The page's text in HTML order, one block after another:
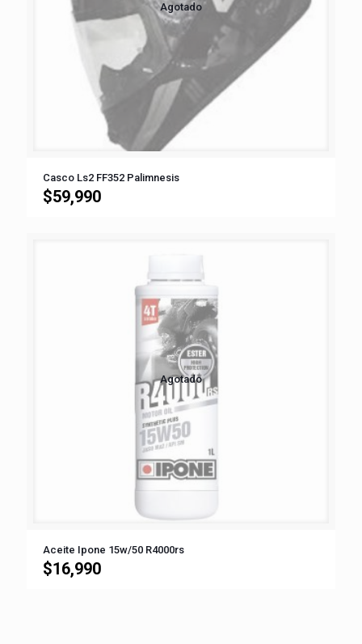
Agotado
Casco Ls2 FF352 Palimnesis
$59,990
Agotado
Aceite Ipone 15w/50 R4000rs
$16,990